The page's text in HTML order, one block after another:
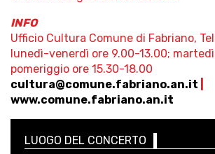
INFO
Ufficio Cultura Comune di Fabriano,
lunedì-venerdì ore 9.00-13.00;
pomeriggio ore 15.30-18.00
cultura@comune.fabriano.an.it
www.comune.fabriano.an.it
LUOGO DEL CONCERTO